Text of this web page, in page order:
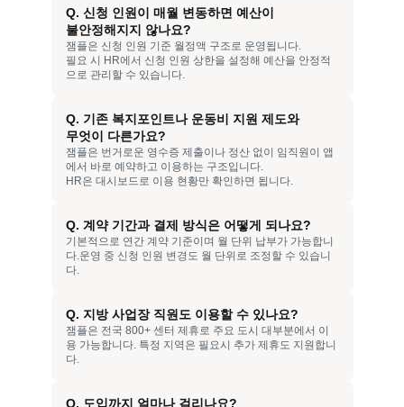
Q. 신청 인원이 매월 변동하면 예산이
불안정해지지 않나요?
잼플은 신청 인원 기준 월정액 구조로 운영됩니다.
필요 시 HR에서 신청 인원 상한을 설정해 예산을 안정적
으로 관리할 수 있습니다.
Q. 기존 복지포인트나 운동비 지원 제도와
무엇이 다른가요?
잼플은 번거로운 영수증 제출이나 정산 없이 임직원이 앱
에서 바로 예약하고 이용하는 구조입니다.
HR은 대시보드로 이용 현황만 확인하면 됩니다.
Q. 계약 기간과 결제 방식은 어떻게 되나요?
기본적으로 연간 계약 기준이며 월 단위 납부가 가능합니
다.운영 중 신청 인원 변경도 월 단위로 조정할 수 있습니
다.
Q. 지방 사업장 직원도 이용할 수 있나요?
잼플은 전국 800+ 센터 제휴로 주요 도시 대부분에서 이
용 가능합니다. 특정 지역은 필요시 추가 제휴도 지원합니
다.
Q. 도입까지 얼마나 걸리나요?